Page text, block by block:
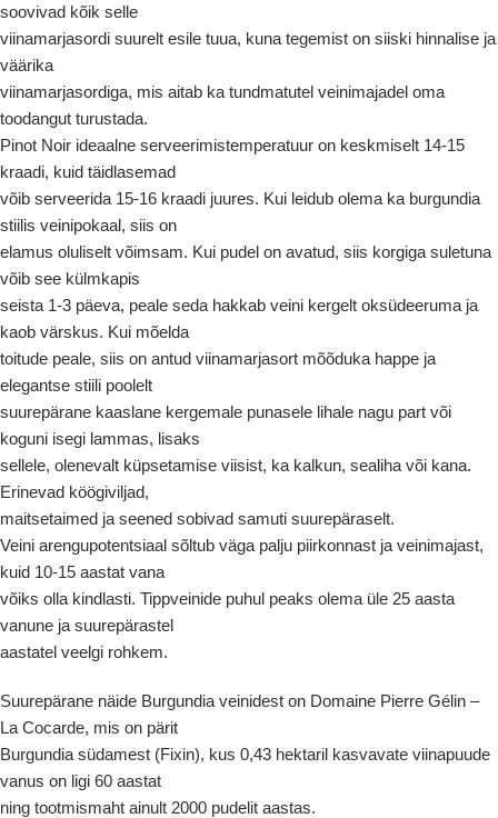
soovivad kõik selle
viinamarjasordi suurelt esile tuua, kuna tegemist on siiski hinnalise ja
väärika
viinamarjasordiga, mis aitab ka tundmatutel veinimajadel oma
toodangut turustada.
Pinot Noir ideaalne serveerimistemperatuur on keskmiselt 14-15
kraadi, kuid täidlasemad
võib serveerida 15-16 kraadi juures. Kui leidub olema ka burgundia
stiilis veinipokaal, siis on
elamus oluliselt võimsam. Kui pudel on avatud, siis korgiga suletuna
võib see külmkapis
seista 1-3 päeva, peale seda hakkab veini kergelt oksüdeeruma ja
kaob värskus. Kui mõelda
toitude peale, siis on antud viinamarjasort mõõduka happe ja
elegantse stiili poolelt
suurepärane kaaslane kergemale punasele lihale nagu part või
koguni isegi lammas, lisaks
sellele, olenevalt küpsetamise viisist, ka kalkun, sealiha või kana.
Erinevad köögiviljad,
maitsetaimed ja seened sobivad samuti suurepäraselt.
Veini arengupotentsiaal sõltub väga palju piirkonnast ja veinimajast,
kuid 10-15 aastat vana
võiks olla kindlasti. Tippveinide puhul peaks olema üle 25 aasta
vanune ja suurepärastel
aastatel veelgi rohkem.
Suurepärane näide Burgundia veinidest on Domaine Pierre Gélin –
La Cocarde, mis on pärit
Burgundia südamest (Fixin), kus 0,43 hektaril kasvavate viinapuude
vanus on ligi 60 aastat
ning tootmismaht ainult 2000 pudelit aastas.